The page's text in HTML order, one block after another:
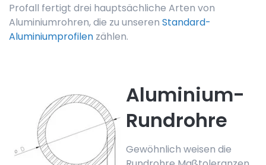
Profall fertigt drei hauptsächliche Arten von
Aluminiumrohren, die zu unseren Standard-
Aluminiumprofilen zählen.
Aluminium-
Rundrohre
Gewöhnlich weisen die